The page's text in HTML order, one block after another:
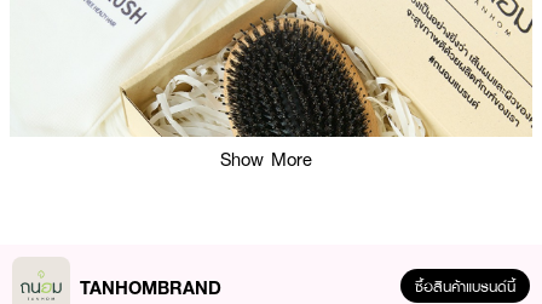
Show More
TANHOMBRAND ซื้อสินค้าแบรนด์นี้